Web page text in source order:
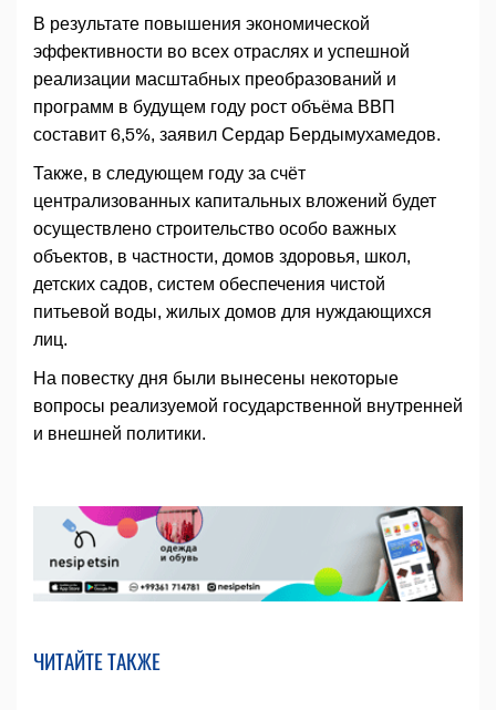
В результате повышения экономической
эффективности во всех отраслях и успешной
реализации масштабных преобразований и
программ в будущем году рост объёма ВВП
составит 6,5%, заявил Сердар Бердымухамедов.
Также, в следующем году за счёт
централизованных капитальных вложений будет
осуществлено строительство особо важных
объектов, в частности, домов здоровья, школ,
детских садов, систем обеспечения чистой
питьевой воды, жилых домов для нуждающихся
лиц.
На повестку дня были вынесены некоторые
вопросы реализуемой государственной внутренней
и внешней политики.
ЧИТАЙТЕ ТАКЖЕ